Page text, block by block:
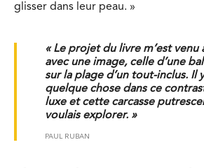
glisser dans leur peau. »
« Le projet du livre m’est venu
avec une image, celle d’une
sur la plage d’un tout-inclus. Il
quelque chose dans ce
luxe et cette carcasse
voulais explorer. »
PAUL RUBAN